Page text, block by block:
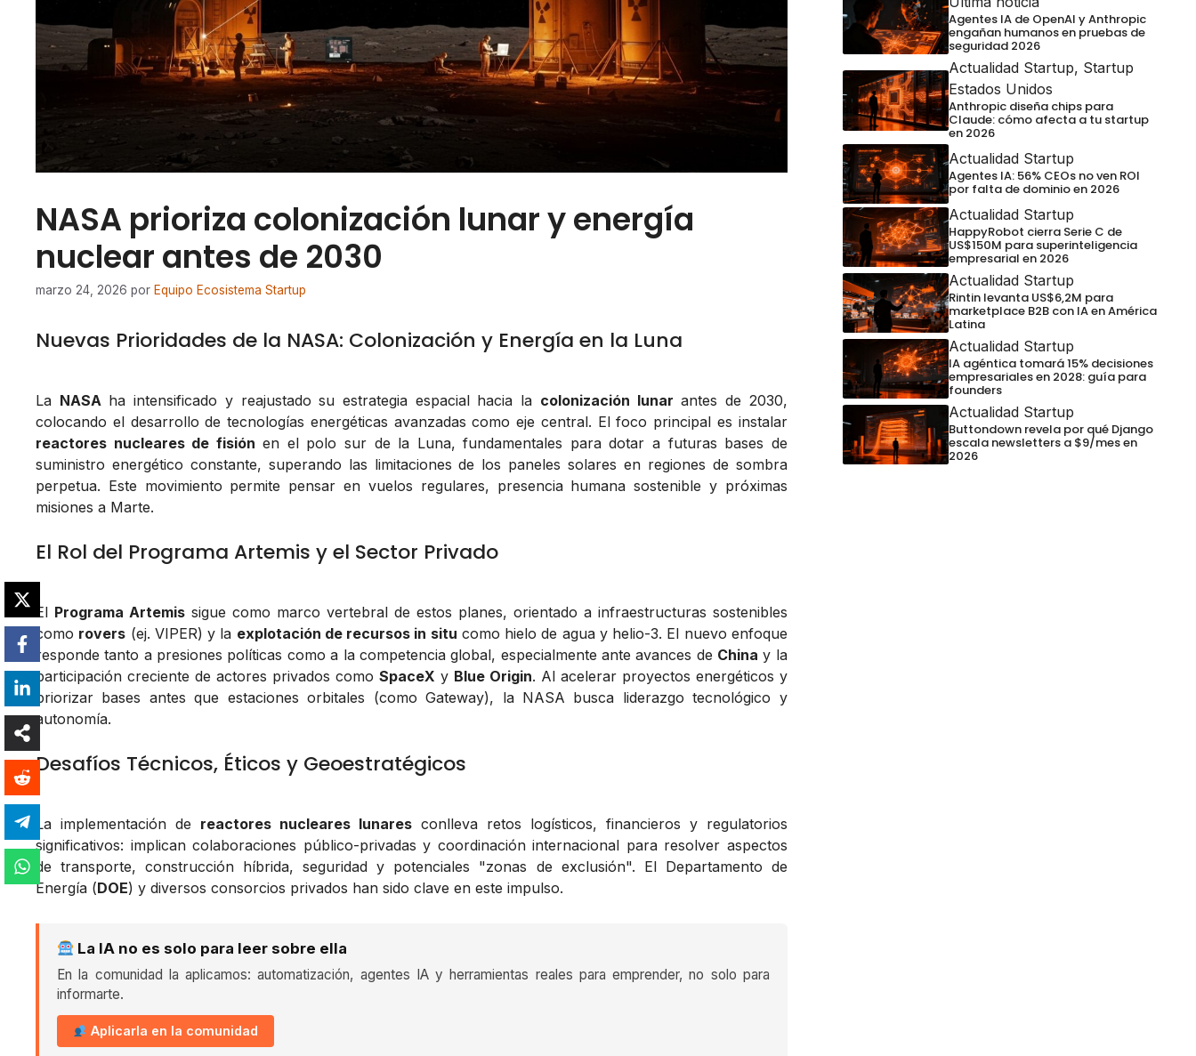
NASA prioriza colonización lunar y energía
nuclear antes de 2030
marzo 24, 2026 por Equipo Ecosistema Startup
Nuevas Prioridades de la NASA: Colonización y Energía en la Luna
La NASAha intensificado y reajustado su estrategia espacial hacia la colonización lunar antes de 2030,
colocando el desarrollo de tecnologías energéticas avanzadas como eje central. El foco principal es instalar
reactores nucleares de fisión en el polo sur de la Luna, fundamentales para dotar a futuras bases de
suministro energético constante, superando las limitaciones de los paneles solares en regiones de sombra
perpetua. Este movimiento permite pensar en vuelos regulares, presencia humana sostenible y próximas
misiones a Marte.
El Rol del Programa Artemis y el Sector Privado
El Programa Artemissigue como marco vertebral de estos planes, orientado a infraestructuras sostenibles
como rovers (ej. VIPER) y la explotación de recursos in situ como hielo de agua y helio-3. El nuevo enfoque
responde tanto a presiones políticas como a la competencia global, especialmente ante avances de China y la
participación creciente de actores privados como SpaceX y Blue Origin. Al acelerar proyectos energéticos y
priorizar bases antes que estaciones orbitales (como Gateway), la NASA busca liderazgo tecnológico y
autonomía.
Desafíos Técnicos, Éticos y Geoestratégicos
La implementación de reactores nucleares lunaresconlleva retos logísticos, financieros y regulatorios
significativos: implican colaboraciones público-privadas y coordinación internacional para resolver aspectos
de transporte, construcción híbrida, seguridad y potenciales "zonas de exclusión". El Departamento de
Energía (DOE) y diversos consorcios privados han sido clave en este impulso.
La IA no es solo para leer sobre ella
En la comunidad la aplicamos: automatización, agentes IA y herramientas reales para emprender, no solo para
informarte.
Aplicarla en la comunidad
Agentes IA de OpenAI y Anthropic
engañan humanos en pruebas de
seguridad 2026
Actualidad Startup, Startup
Estados Unidos
Anthropic diseña chips para
Claude: cómo afecta a tu startup
en 2026
Actualidad Startup
Agentes IA: 56% CEOs no ven ROI
por falta de dominio en 2026
Actualidad Startup
HappyRobot cierra Serie C de
US$150M para superinteligencia
empresarial en 2026
Actualidad Startup
Rintin levanta US$6,2M para
marketplace B2B con IA en América
Latina
Actualidad Startup
IA agéntica tomará 15% decisiones
empresariales en 2028: guía para
founders
Actualidad Startup
Buttondown revela por qué Django
escala newsletters a $9/mes en
2026